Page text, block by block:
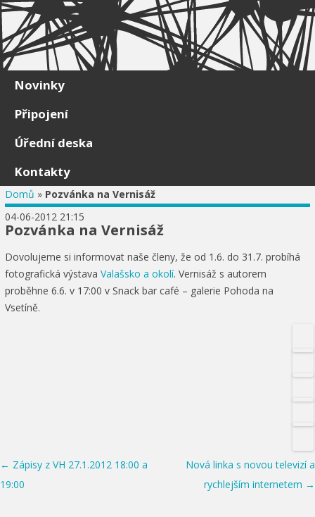
Skip to content
Novinky
Připojení
Úřední deska
Kontakty
Domů » Pozvánka na Vernisáž
04-06-2012 21:15
Pozvánka na Vernisáž
Dovolujeme si informovat naše členy, že od 1.6. do 31.7. probíhá
fotografická výstava Valašsko a okolí. Vernisáž s autorem
proběhne 6.6. v 17:00 v Snack bar café – galerie Pohoda na
Vsetíně.
Post navigation
← Zápisy z VH 27.1.2012 18:00 a
19:00
Nová linka s novou televizí a
rychlejším internetem →